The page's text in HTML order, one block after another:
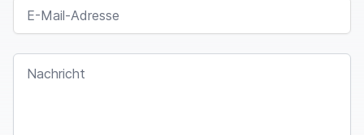
E-MAIL-ADRESSE
NACHRICHT